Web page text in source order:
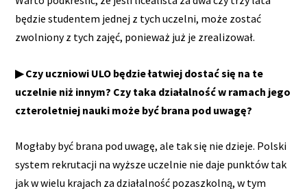
będzie studentem jednej z tych uczelni, może zostać
zwolniony z tych zajęć, ponieważ już je zrealizował.
▶ Czy uczniowi ULO będzie łatwiej dostać się na te
uczelnie niż innym? Czy taka działalność w ramach jego
czteroletniej nauki może być brana pod uwagę?
Mogłaby być brana pod uwagę, ale tak się nie dzieje. Polski
system rekrutacji na wyższe uczelnie nie daje punktów tak
jak w wielu krajach za działalność pozaszkolną, w tym